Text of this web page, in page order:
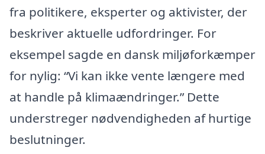
fra politikere, eksperter og aktivister, der
beskriver aktuelle udfordringer. For
eksempel sagde en dansk miljøforkæmper
for nylig: “Vi kan ikke vente længere med
at handle på klimaændringer.” Dette
understreger nødvendigheden af hurtige
beslutninger.